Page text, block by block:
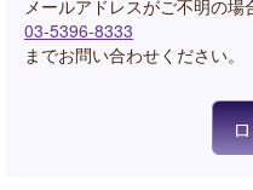
03-5396-8333